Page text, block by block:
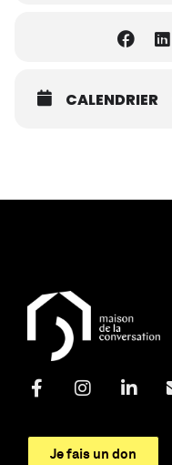
CALENDRIER
Je fais un don